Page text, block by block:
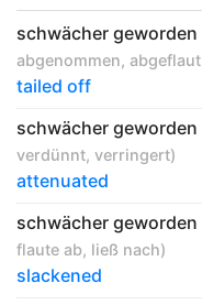
schwächer geworden
abgenommen, abgeflaut
tailed off
schwächer geworden
verdünnt, verringert)
attenuated
schwächer geworden
flaute ab, ließ nach)
slackened